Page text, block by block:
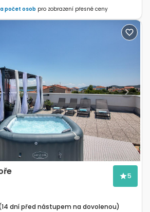
počet osob pro zobrazení přesné ceny
Next
5
(14 dní před nástupem na dovolenou)